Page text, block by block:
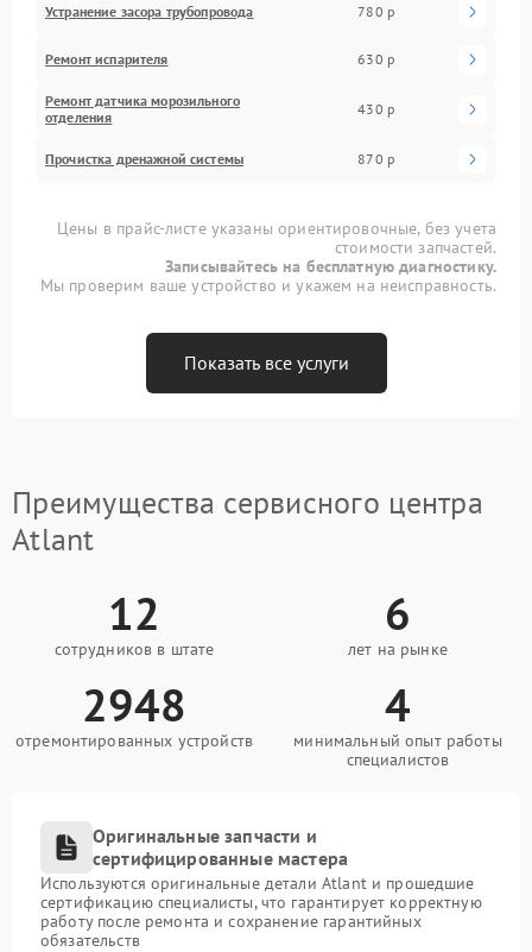
Устранение засора трубопровода 780 р
Ремонт испарителя 630 р
Ремонт датчика морозильного
отделения
430 р
Прочистка дренажной системы 870 р
Цены в прайс-листе указаны ориентировочные, без учета
стоимости запчастей.
Записывайтесь на бесплатную диагностику.
Мы проверим ваше устройство и укажем на неисправность.
Показать все услуги
Преимущества сервисного центра
Atlant
12
сотрудников в штате
6
лет на рынке
2948
отремонтированных устройств
4
минимальный опыт работы
специалистов
Оригинальные запчасти и
сертифицированные мастера
Используются оригинальные детали Atlant и прошедшие
сертификацию специалисты, что гарантирует корректную
работу после ремонта и сохранение гарантийных
обязательств